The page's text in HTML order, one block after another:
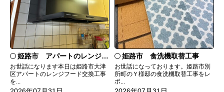
姫路市 アパートのレンジフード交換
お世話になります本日は姫路市大津
区アパートのレンジフード交換工事
を...
姫路市 食洗機取替工事
お世話になっております。姫路市別
所町のＹ様邸の食洗機取替工事をレ
ポ...